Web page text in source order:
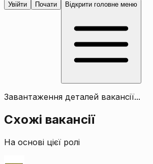
Увійти Почати Відкрити головне меню
Завантаження деталей вакансії...
Схожі вакансії
На основі цієї ролі